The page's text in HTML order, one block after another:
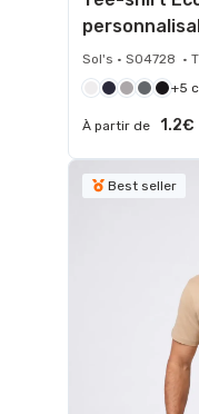
Sol's • S04728 •
+5
À partir de 1.2€
Best seller